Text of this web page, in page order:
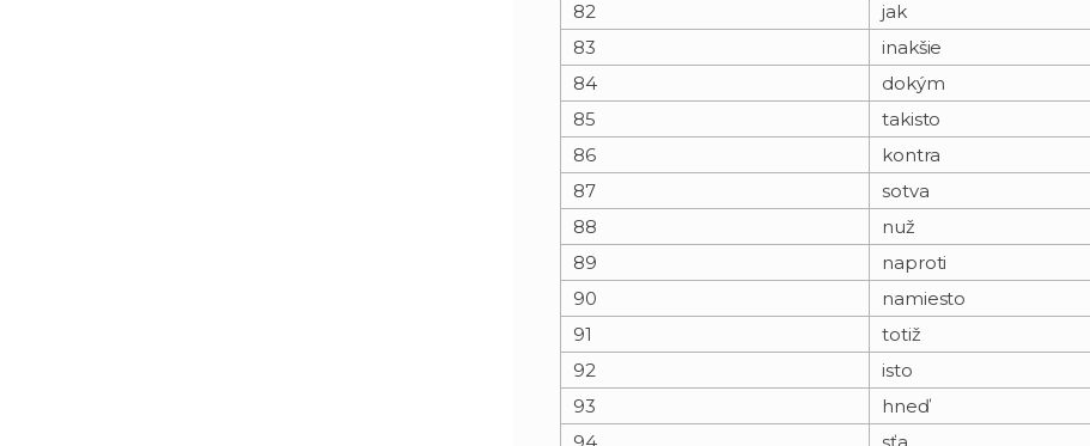
82
jak
83
inakšie
84
dokým
85
takisto
86
kontra
87
sotva
88
nuž
89
naproti
90
namiesto
91
totiž
92
isto
93
hneď